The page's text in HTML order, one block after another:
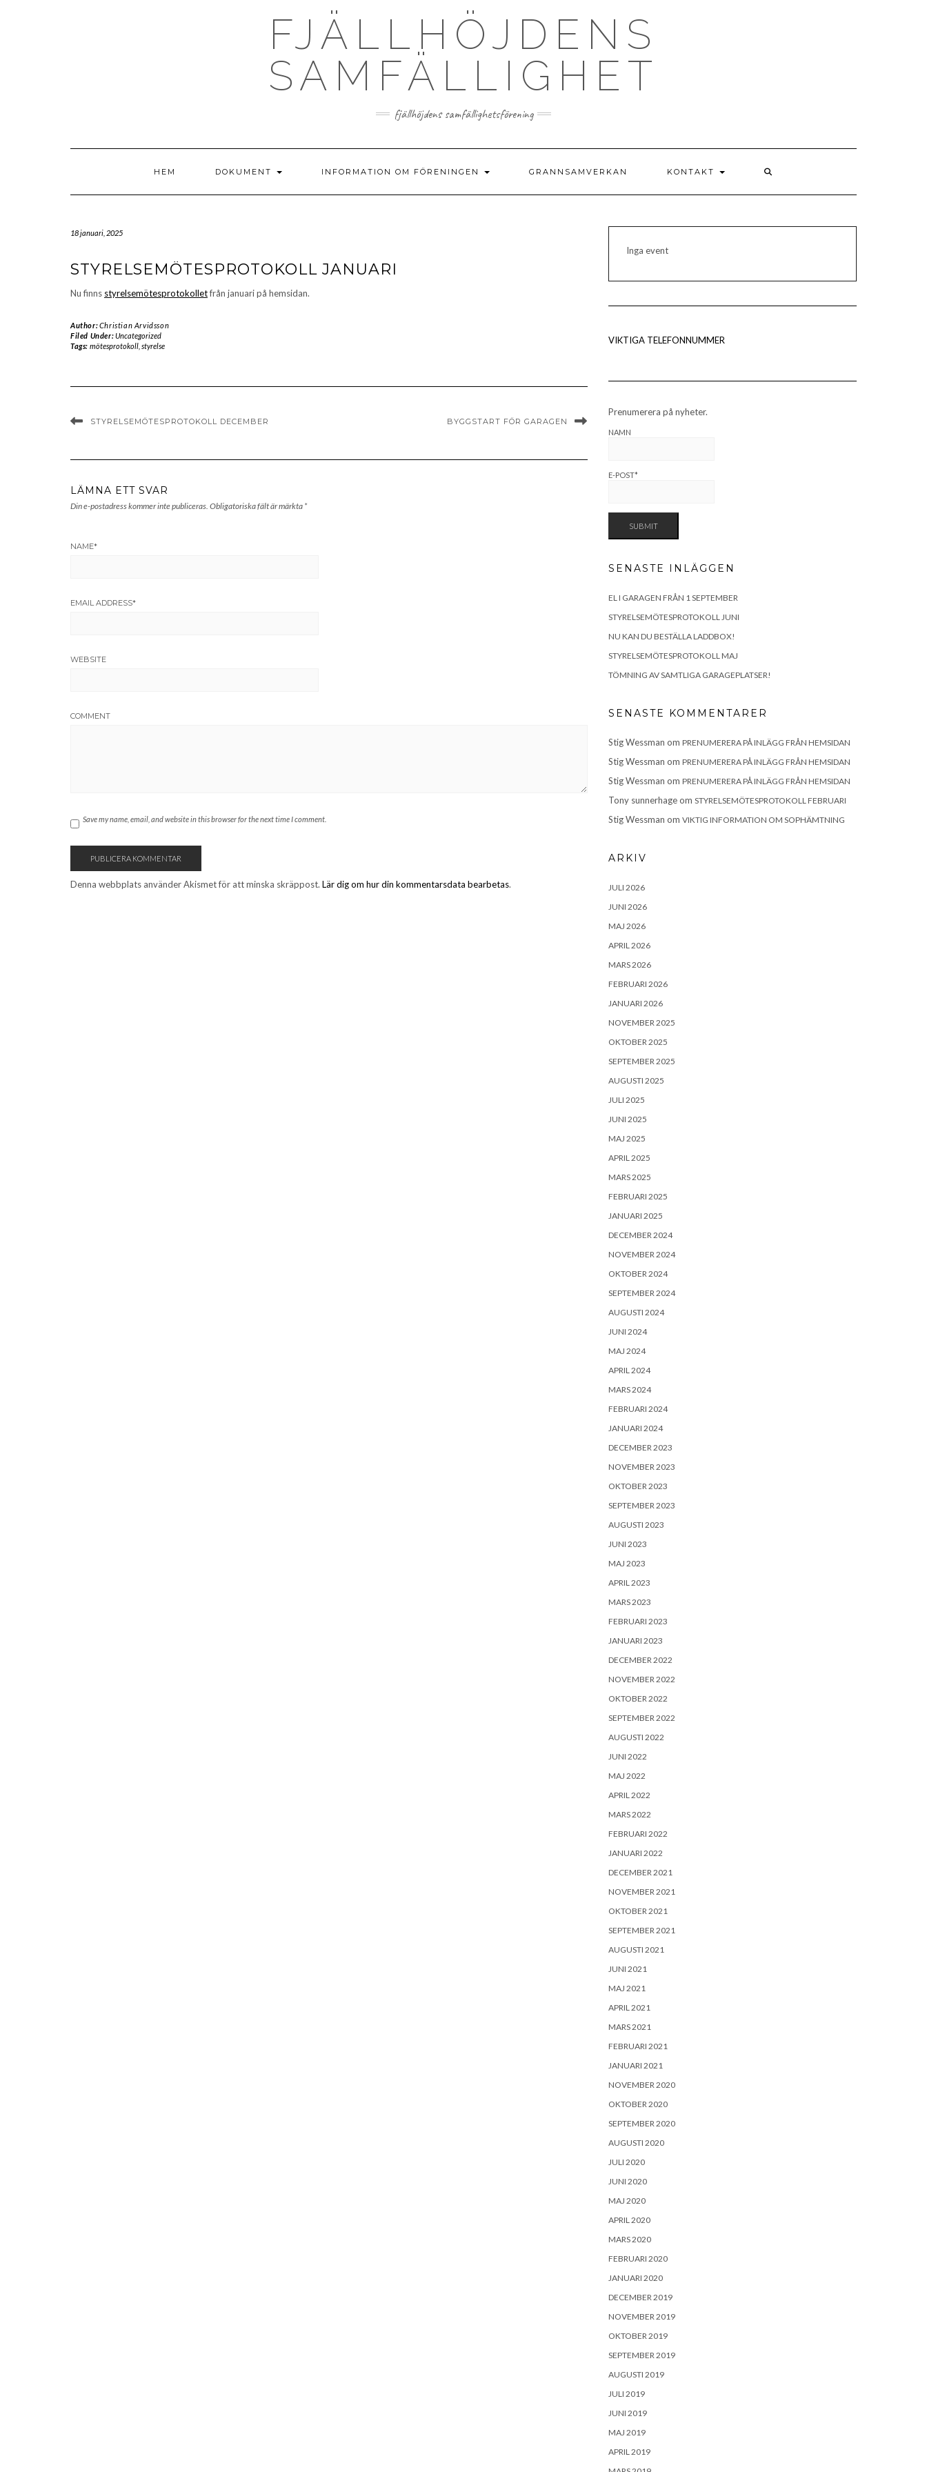
FJÄLLHÖJDENS
SAMFÄLLIGHET
fjällhöjdens samfällighetsförening
HEM DOKUMENT INFORMATION OM FÖRENINGEN GRANNSAMVERKAN KONTAKT
18 januari, 2025
STYRELSEMÖTESPROTOKOLL JANUARI
Nu finns styrelsemötesprotokolletfrån januari på hemsidan.
Author:Christian Arvidsson
Filed Under:Uncategorized
Tags: mötesprotokoll, styrelse
STYRELSEMÖTESPROTOKOLL DECEMBER BYGGSTART FÖR GARAGEN
LÄMNA ETT SVAR
Din e-postadress kommer inte publiceras. Obligatoriska fält är märkta *
NAME*
EMAIL ADDRESS*
WEBSITE
COMMENT
Save my name, email, and website in this browser for the next time I comment.
Denna webbplats använder Akismet för att minska skräppost. Lär dig om hur din kommentarsdata bearbetas.
Inga event
VIKTIGA TELEFONNUMMER
Prenumerera på nyheter.
NAMN
E-POST*
SENASTE INLÄGGEN
EL I GARAGEN FRÅN 1 SEPTEMBER
STYRELSEMÖTESPROTOKOLL JUNI
NU KAN DU BESTÄLLA LADDBOX!
STYRELSEMÖTESPROTOKOLL MAJ
TÖMNING AV SAMTLIGA GARAGEPLATSER!
SENASTE KOMMENTARER
Stig Wessman om PRENUMERERA PÅ INLÄGG FRÅN HEMSIDAN
Stig Wessman om PRENUMERERA PÅ INLÄGG FRÅN HEMSIDAN
Stig Wessman om PRENUMERERA PÅ INLÄGG FRÅN HEMSIDAN
Tony sunnerhageom STYRELSEMÖTESPROTOKOLL FEBRUARI
Stig Wessman om VIKTIG INFORMATION OM SOPHÄMTNING
ARKIV
JULI 2026
JUNI 2026
MAJ 2026
APRIL 2026
MARS 2026
FEBRUARI 2026
JANUARI 2026
NOVEMBER 2025
OKTOBER 2025
SEPTEMBER 2025
AUGUSTI 2025
JULI 2025
JUNI 2025
MAJ 2025
APRIL 2025
MARS 2025
FEBRUARI 2025
JANUARI 2025
DECEMBER 2024
NOVEMBER 2024
OKTOBER 2024
SEPTEMBER 2024
AUGUSTI 2024
JUNI 2024
MAJ 2024
APRIL 2024
MARS 2024
FEBRUARI 2024
JANUARI 2024
DECEMBER 2023
NOVEMBER 2023
OKTOBER 2023
SEPTEMBER 2023
AUGUSTI 2023
JUNI 2023
MAJ 2023
APRIL 2023
MARS 2023
FEBRUARI 2023
JANUARI 2023
DECEMBER 2022
NOVEMBER 2022
OKTOBER 2022
SEPTEMBER 2022
AUGUSTI 2022
JUNI 2022
MAJ 2022
APRIL 2022
MARS 2022
FEBRUARI 2022
JANUARI 2022
DECEMBER 2021
NOVEMBER 2021
OKTOBER 2021
SEPTEMBER 2021
AUGUSTI 2021
JUNI 2021
MAJ 2021
APRIL 2021
MARS 2021
FEBRUARI 2021
JANUARI 2021
NOVEMBER 2020
OKTOBER 2020
SEPTEMBER 2020
AUGUSTI 2020
JULI 2020
JUNI 2020
MAJ 2020
APRIL 2020
MARS 2020
FEBRUARI 2020
JANUARI 2020
DECEMBER 2019
NOVEMBER 2019
OKTOBER 2019
SEPTEMBER 2019
AUGUSTI 2019
JULI 2019
JUNI 2019
MAJ 2019
APRIL 2019